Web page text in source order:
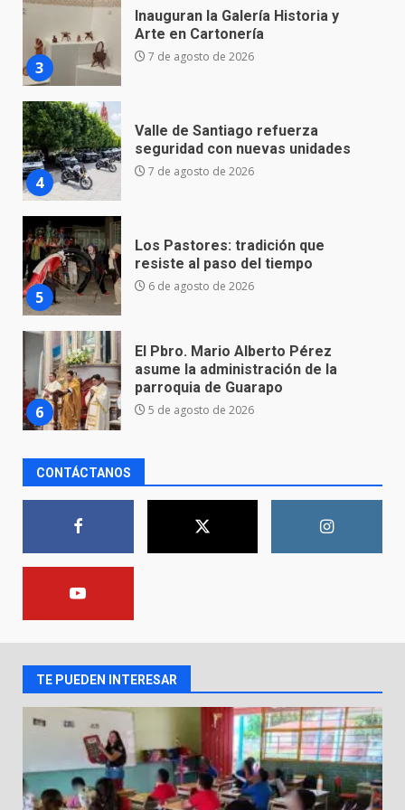
4
Valle de Santiago refuerza
seguridad con nuevas unidades
7 de agosto de 2026
5
Los Pastores: tradición que
resiste al paso del tiempo
6 de agosto de 2026
6
El Pbro. Mario Alberto Pérez
asume la administración de la
parroquia de Guarapo
7
FISCALÍA GENERAL DEL ESTADO
FORTALECE LA SEGURIDAD Y LA
LEGALIDAD CON LA
TRANSFERENCIA DE ARMAS DE
FUEGO A LA SECRETARÍA DE LA
Aprender jugando también salva
vidas.
8 de agosto de 2026
7 de agosto de 2026
Inauguran la Galería Historia y
Arte en Cartonería
7 de agosto de 2026
CONTÁCTANOS
TE PUEDEN INTERESAR